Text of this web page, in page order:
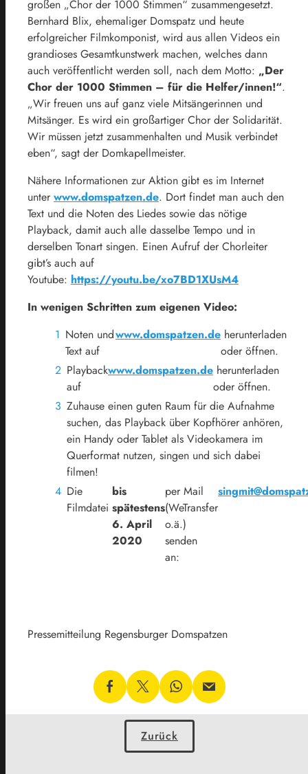
großen „Chor der 1000 Stimmen“ zusammengesetzt.
Bernhard Blix, ehemaliger Domspatz und heute
erfolgreicher Filmkomponist, wird aus allen Videos ein
grandioses Gesamtkunstwerk machen, welches dann
auch veröffentlicht werden soll, nach dem Motto: „Der
Chor der 1000 Stimmen – für die Helfer/innen!“.
„Wir freuen uns auf ganz viele Mitsängerinnen und
Mitsänger. Es wird ein großartiger Chor der Solidarität.
Wir müssen jetzt zusammenhalten und Musik verbindet
eben“, sagt der Domkapellmeister.
Nähere Informationen zur Aktion gibt es im Internet
unter www.domspatzen.de. Dort findet man auch den
Text und die Noten des Liedes sowie das nötige
Playback, damit auch alle dasselbe Tempo und in
derselben Tonart singen. Einen Aufruf der Chorleiter
gibt’s auch auf
Youtube: https://youtu.be/xo7BD1XUsM4
In wenigen Schritten zum eigenen Video:
Noten und
Text auf
www.domspatzen.deherunterladen
oder öffnen.
Playback
auf
www.domspatzen.de herunterladen
oder öffnen.
Zuhause einen guten Raum für die Aufnahme
suchen, das Playback über Kopfhörer anhören,
ein Handy oder Tablet als Videokamera im
Querformat nutzen, singen und sich dabei
filmen!
Die
Filmdatei
bis
spätestens
6. April
2020
per Mail
(WeTransfer
o.ä.)
senden
an:
Pressemitteilung Regensburger Domspatzen
Zurück